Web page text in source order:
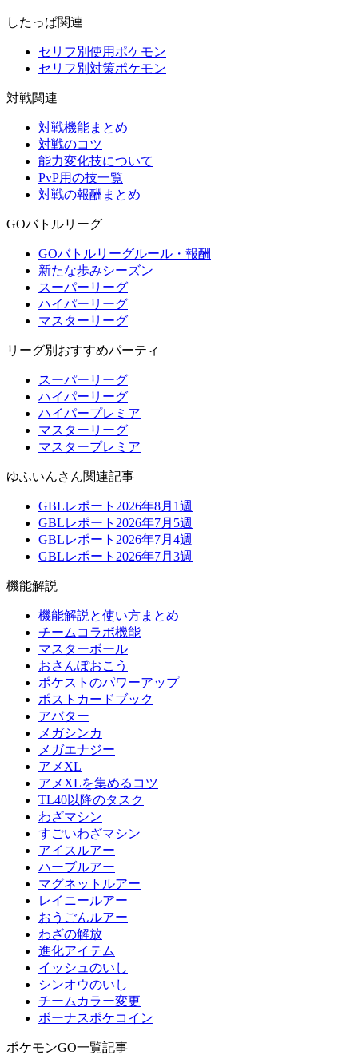
したっぱ関連
セリフ別使用ポケモン
セリフ別対策ポケモン
対戦関連
対戦機能まとめ
対戦のコツ
能力変化技について
PvP用の技一覧
対戦の報酬まとめ
GOバトルリーグ
GOバトルリーグルール・報酬
新たな歩みシーズン
スーパーリーグ
ハイパーリーグ
マスターリーグ
リーグ別おすすめパーティ
スーパーリーグ
ハイパーリーグ
ハイパープレミア
マスターリーグ
マスタープレミア
ゆふいんさん関連記事
GBLレポート2026年8月1週
GBLレポート2026年7月5週
GBLレポート2026年7月4週
GBLレポート2026年7月3週
機能解説
機能解説と使い方まとめ
チームコラボ機能
マスターボール
おさんぽおこう
ポケストのパワーアップ
ポストカードブック
アバター
メガシンカ
メガエナジー
アメXL
アメXLを集めるコツ
TL40以降のタスク
わざマシン
すごいわざマシン
アイスルアー
ハーブルアー
マグネットルアー
レイニールアー
おうごんルアー
わざの解放
進化アイテム
イッシュのいし
シンオウのいし
チームカラー変更
ボーナスポケコイン
ポケモンGO一覧記事